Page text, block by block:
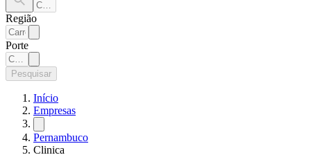
Região
Porte
Pesquisar
Início
Empresas
Pernambuco
Clinica